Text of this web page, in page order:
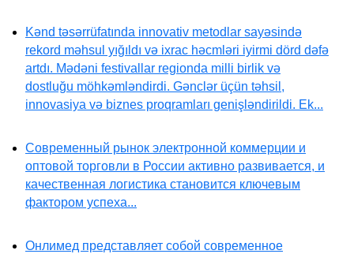
Kənd təsərrüfatında innovativ metodlar sayəsində
rekord məhsul yığıldı və ixrac həcmləri iyirmi dörd dəfə
artdı. Mədəni festivallar regionda milli birlik və
dostluğu möhkəmləndirdi. Gənclər üçün təhsil,
innovasiya və biznes proqramları genişləndirildi. Ek...
Современный рынок электронной коммерции и
оптовой торговли в России активно развивается, и
качественная логистика становится ключевым
фактором успеха...
Онлимед представляет собой современное